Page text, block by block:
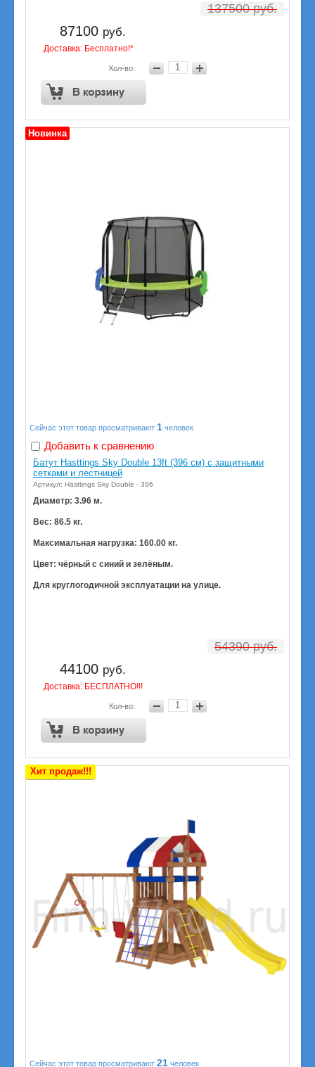
137500руб.
87100 руб.
Доставка: Бесплатно!*
Кол-во:
Новинка
Сейчас этот товар просматривают 1 человек
Добавить к сравнению
Батут Hasttings Sky Double 13ft (396 см) с защитными
сетками и лестницей
Артикул: Hasttings Sky Double - 396
Диаметр: 3.96 м.
Вес: 86.5 кг.
Максимальная нагрузка: 160.00 кг.
Цвет: чёрный с синий и зелёным.
Для круглогодичной эксплуатации на улице.
54390руб.
44100 руб.
Доставка: БЕСПЛАТНО!!!
Кол-во:
Хит продаж!!!
Сейчас этот товар просматривают 21 человек